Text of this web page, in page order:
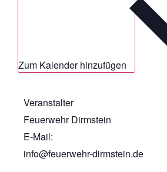
Zum Kalender hinzufügen
Veranstalter
Feuerwehr Dirmstein
E-Mail:
info@feuerwehr-dirmstein.de